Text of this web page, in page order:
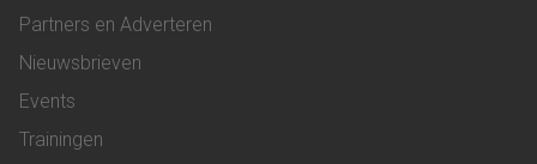
Partners en Adverteren
Nieuwsbrieven
Events
Trainingen